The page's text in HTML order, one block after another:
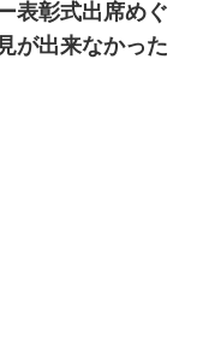
表彰式出席めぐ
が出来なかった